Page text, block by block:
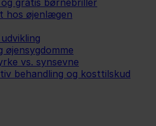
hos øjenlægen
øjensygdomme
vs. synsevne
behandling og kosttilskud